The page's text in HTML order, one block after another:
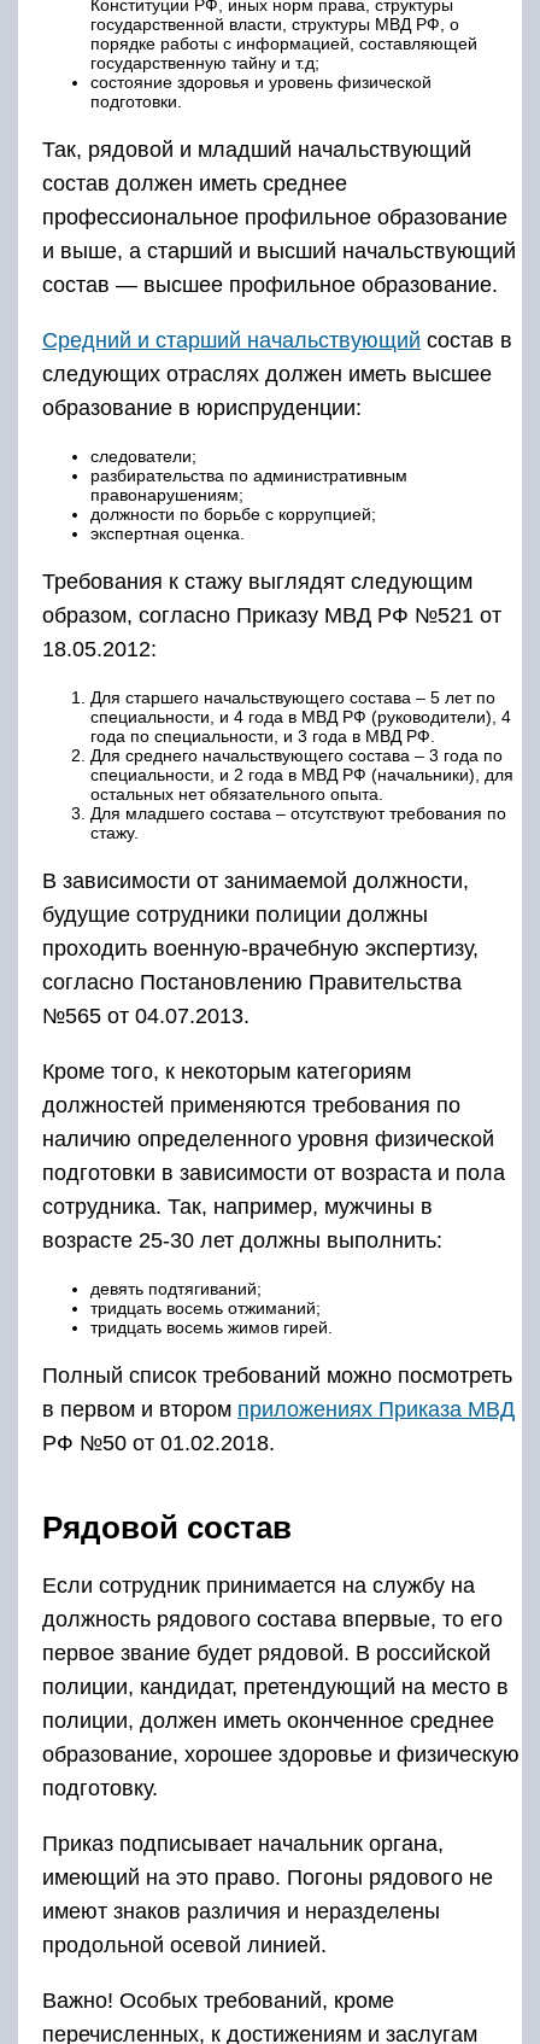
Конституции РФ, иных норм права, структуры
государственной власти, структуры МВД РФ, о
порядке работы с информацией, составляющей
государственную тайну и т.д;
состояние здоровья и уровень физической
подготовки.
Так, рядовой и младший начальствующий
состав должен иметь среднее
профессиональное профильное образование
и выше, а старший и высший начальствующий
состав — высшее профильное образование.
Средний и старший начальствующий состав в
следующих отраслях должен иметь высшее
образование в юриспруденции:
следователи;
разбирательства по административным
правонарушениям;
должности по борьбе с коррупцией;
экспертная оценка.
Требования к стажу выглядят следующим
образом, согласно Приказу МВД РФ №521 от
18.05.2012:
Для старшего начальствующего состава – 5 лет по
специальности, и 4 года в МВД РФ (руководители), 4
года по специальности, и 3 года в МВД РФ.
Для среднего начальствующего состава – 3 года по
специальности, и 2 года в МВД РФ (начальники), для
остальных нет обязательного опыта.
Для младшего состава – отсутствуют требования по
стажу.
В зависимости от занимаемой должности,
будущие сотрудники полиции должны
проходить военную-врачебную экспертизу,
согласно Постановлению Правительства
№565 от 04.07.2013.
Кроме того, к некоторым категориям
должностей применяются требования по
наличию определенного уровня физической
подготовки в зависимости от возраста и пола
сотрудника. Так, например, мужчины в
возрасте 25-30 лет должны выполнить:
девять подтягиваний;
тридцать восемь отжиманий;
тридцать восемь жимов гирей.
Полный список требований можно посмотреть
в первом и втором приложениях Приказа МВД
РФ №50 от 01.02.2018.
Рядовой состав
Если сотрудник принимается на службу на
должность рядового состава впервые, то его
первое звание будет рядовой. В российской
полиции, кандидат, претендующий на место в
полиции, должен иметь оконченное среднее
образование, хорошее здоровье и физическую
подготовку.
Приказ подписывает начальник органа,
имеющий на это право. Погоны рядового не
имеют знаков различия и неразделены
продольной осевой линией.
Важно! Особых требований, кроме
перечисленных, к достижениям и заслугам